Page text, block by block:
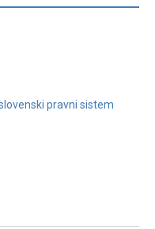
pravni sistem